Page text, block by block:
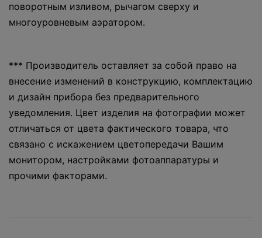
поворотным изливом, рычагом сверху и
многоуровневым аэратором.
*** Производитель оставляет за собой право на
внесение изменений в конструкцию, комплектацию
и дизайн прибора без предварительного
уведомления. Цвет изделия на фотографии может
отличаться от цвета фактического товара, что
связано с искажением цветопередачи Вашим
монитором, настройками фотоаппаратуры и
прочими факторами.